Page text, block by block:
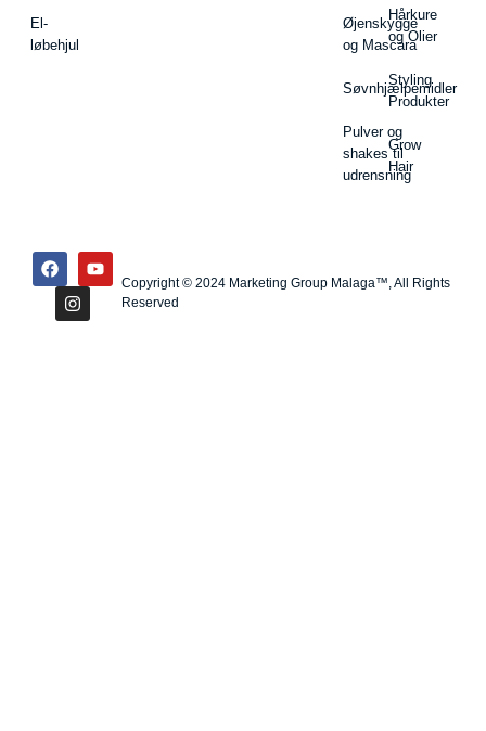
El-
løbehjul
Øjenskygge
og Mascara
Søvnhjælpemidler
Pulver og
shakes til
udrensning
Hårkure
og Olier
Styling
Produkter
Grow
Hair
Copyright © 2024 Marketing Group Malaga™, All Rights
Reserved